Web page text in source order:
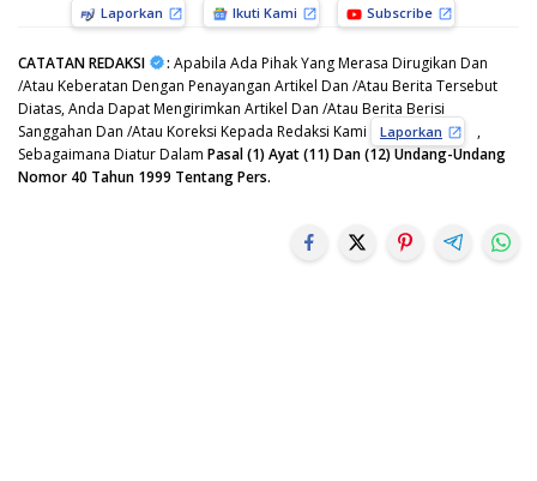
Laporkan Ikuti Kami Subscribe
CATATAN REDAKSI : Apabila Ada Pihak Yang Merasa Dirugikan Dan
/Atau Keberatan Dengan Penayangan Artikel Dan /Atau Berita Tersebut
Diatas, Anda Dapat Mengirimkan Artikel Dan /Atau Berita Berisi
Sanggahan Dan /Atau Koreksi Kepada Redaksi Kami
Laporkan
,
Sebagaimana Diatur Dalam Pasal (1) Ayat (11) Dan (12) Undang-Undang
Nomor 40 Tahun 1999 Tentang Pers.